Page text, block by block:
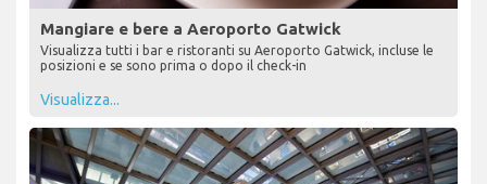
Mangiare e bere a Aeroporto Gatwick
Visualizza tutti i bar e ristoranti su Aeroporto Gatwick, incluse le
posizioni e se sono prima o dopo il check-in
Visualizza...